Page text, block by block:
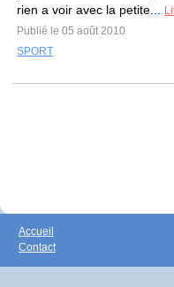
rien a voir avec la petite...
Publié le 05 août 2010
SPORT
Accueil
Contact